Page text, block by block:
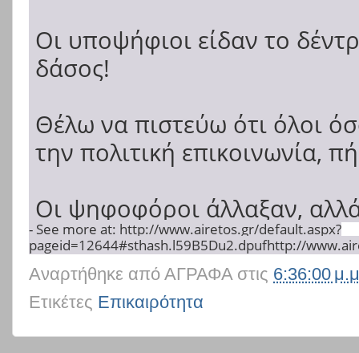
Οι υποψήφιοι είδαν το
δάσος!
Θέλω να πιστεύω ότι όλοι
την πολιτική επικοινωνία,
Οι ψηφοφόροι άλλαξαν,
- See more at: http://www.airetos.gr/default.aspx?
pageid=12644#sthash.l59B5Du2.dpufhttp://
Αναρτήθηκε από ΑΓΡΑΦΑ στις 6:36:00
Ετικέτες Επικαιρότητα